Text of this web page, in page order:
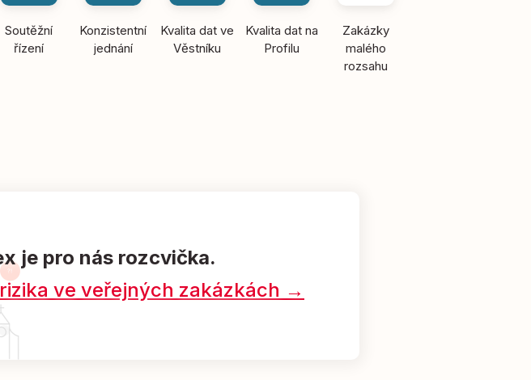
Soutěžní
řízení
Konzistentní
jednání
Kvalita dat ve
Věstníku
Kvalita dat na
Profilu
Zakázky
malého
rozsahu
je pro nás rozcvička.
ve veřejných zakázkách →